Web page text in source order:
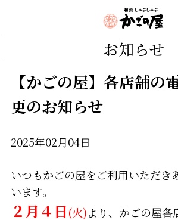
お知らせ
【かごの屋】各店舗の
更のお知らせ
2025年02月04日
いつもかごの屋をご利用いただき
います。
２月４日(火)より、かごの屋各